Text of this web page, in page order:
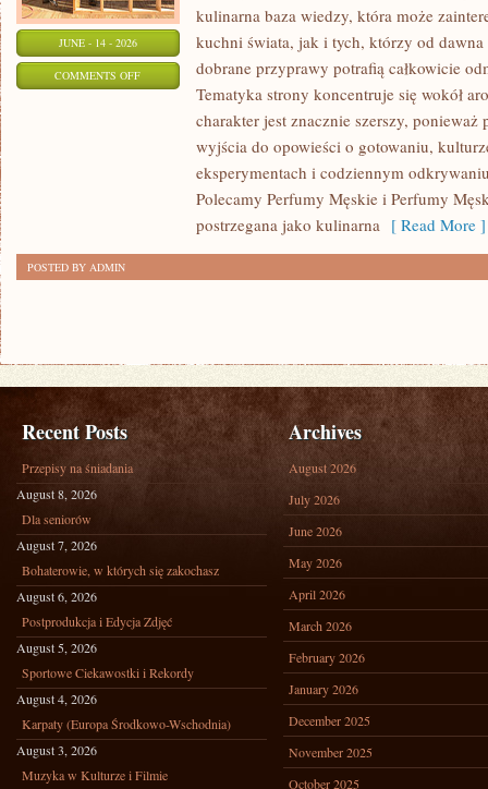
JUNE - 14 - 2026
COMMENTS OFFON
kulinarna baza wiedzy, która może
kuchni świata, jak i tych, którzy od
dobrane przyprawy potrafią całkowicie
Tematyka strony koncentruje się wokół
charakter jest znacznie szerszy,
wyjścia do opowieści o gotowaniu,
eksperymentach i codziennym
Polecamy Perfumy Męskie i Perfumy
postrzegana jako kulinarna [ Read More ]
POSTED BY ADMIN
Recent Posts
Przepisy na śniadania
August 8, 2026
Dla seniorów
August 7, 2026
Bohaterowie, w których się zakochasz
August 6, 2026
Postprodukcja i Edycja Zdjęć
August 5, 2026
Sportowe Ciekawostki i Rekordy
August 4, 2026
Karpaty (Europa Środkowo-Wschodnia)
August 3, 2026
Muzyka w Kulturze i Filmie
Archives
August 2026
July 2026
June 2026
May 2026
April 2026
March 2026
February 2026
January 2026
December 2025
November 2025
October 2025